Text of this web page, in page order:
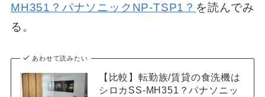
MH351？パナソニックNP-TSP1？ を読んでみ
る。
あわせて読みたい
【比較】転勤族/賃貸の食洗機は
シロカSS-MH351？パナソニッ